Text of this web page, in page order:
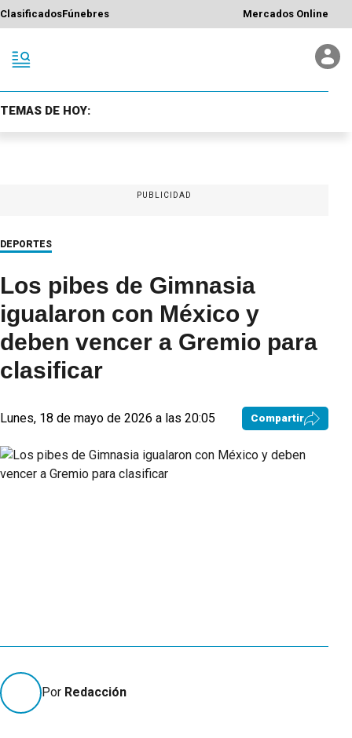
ClasificadosFúnebres Mercados Online
TEMAS DE HOY:
PUBLICIDAD
DEPORTES
Los pibes de Gimnasia
igualaron con México y
deben vencer a Gremio para
clasificar
Lunes, 18 de mayo de 2026 a las 20:05 Compartir
Por Redacción